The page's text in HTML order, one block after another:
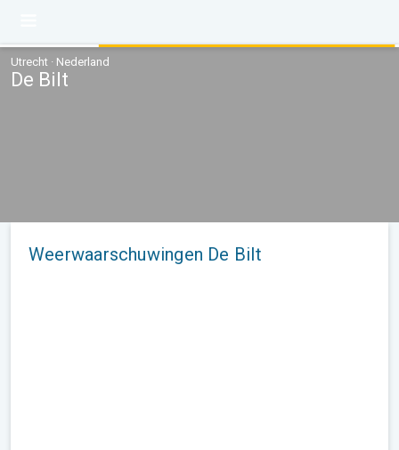
Utrecht · Nederland
De Bilt
Weerwaarschuwingen De Bilt